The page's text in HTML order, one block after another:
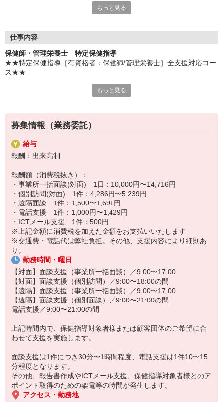
きます。
ランクのある方でも安心してお仕事をしていただけます！
資格を活かして、人に寄り添い、健康を支援していくお仕事なの
で、きっとやりがいを感じることができますよ！
あなたも新しいお仕事をスタートしてみませんか？
もっと見る
仕事内容
保健師・管理栄養士 特定保健指導
★★特定保健指導［有資格者：保健師/管理栄養士］全支援対応コー
ス★★
健指導を行っていただきます。
■事業所一括面談
指定の会場またはオンラインで半日または終日、保健指導を実施
■個別訪問面談
対象者と相談のうえ日程を決め、訪問またはオンラインで保健指導
■電話・ICTメール支援
継続支援として、対象者が指定する時間帯にお電話、または対象者
が入力した記録を元にレポートをまとめてメールにて保健指導を実
もっと見る
募集情報（業務委託）
給与
報酬：出来高制
報酬額（消費税抜き）：
・事業所一括面談(対面) 1日：10,000円〜14,716円
・個別訪問(対面) 1件：4,286円〜5,239円
・遠隔面談 1件：1,500〜1,691円
・電話支援 1件：1,000円〜1,429円
・ICTメール支援 1件：500円
※上記金額に消費税を加えた金額をお支払いいたします
※交通費・電話代は弊社負担。その他、支援内容により細則あ
り。
勤務時間・曜日
【対面】面談支援（事業所一括面談）／9:00〜17:00
【対面】面談支援（個別訪問）／9:00〜18:00の間
【遠隔】面談支援（事業所一括面談）／9:00〜17:00
【遠隔】面談支援（個別面談）／9:00〜21:00の間
電話支援／9:00〜21:00の間
上記時間内で、保健指導対象者様または顧客団体のご希望に合
わせて支援を実施します。
面談支援は1件につき30分〜1時間程度、電話支援は1件10〜15
分程度となります。
その他、報告書作成やICTメール支援、保健指導対象者様とのア
ポイント取得のための架電等の時間が発生します。
アクセス・勤務地